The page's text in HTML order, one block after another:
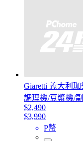
Giaretti 義大利
調理機/豆漿機/
$2,490
$3,990
P幣